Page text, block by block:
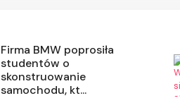
Firma BMW poprosiła
studentów o
skonstruowanie
samochodu, kt...